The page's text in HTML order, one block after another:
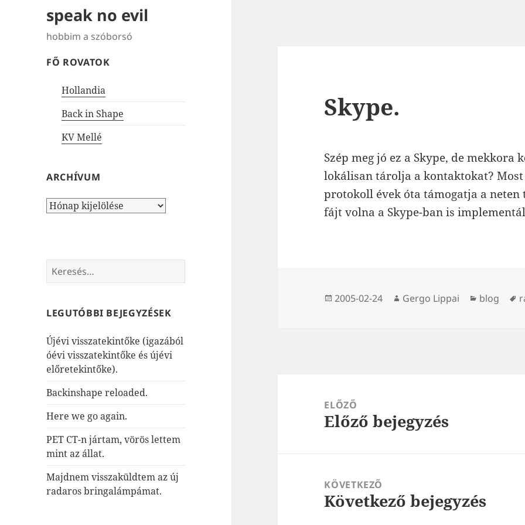
speak no evil
hobbim a szóborsó
FŐ ROVATOK
Hollandia
Back in Shape
KV Mellé
ARCHÍVUM
Archívum
Keresés:
LEGUTÓBBI BEJEGYZÉSEK
Újévi visszatekintőke (igazából
óévi visszatekintőke és újévi
előretekintőke).
Backinshape reloaded.
Here we go again.
PET CT-n jártam, vörös lettem
mint az állat.
Majdnem visszaküldtem az új
radaros bringalámpámat.
Skype.
Szép meg jó ez a Skype, de mekkora
lokálisan tárolja a kontaktokat? Most
protokoll évek óta támogatja a
fájt volna a Skype-ban is
Közzétéve
2005-02-24 Szerző
Gergo Lippai Kategória
blog
navigációELŐZŐ
Korábbi
Előző bejegyzés
KÖVETKEZŐ
Következő
Következő bejegyzés